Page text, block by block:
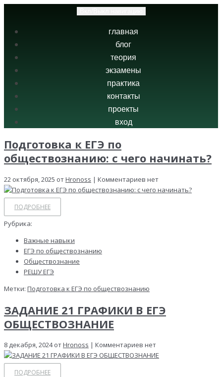
главная
блог
теория
экзамены
практика
контакты
проекты
вход
Подготовка к ЕГЭ по
обществознанию: с чего начинать?
22 октября, 2025 отHronoss | Комментариев нет
ПОДРОБНЕЕ
Рубрика:
Важные навыки
ЕГЭ по обществознанию
Обществознание
РЕШУ ЕГЭ
Метки: Подготовка к ЕГЭ по обществознанию
ЗАДАНИЕ 21 ГРАФИКИ В ЕГЭ
ОБЩЕСТВОЗНАНИЕ
8 декабря, 2024 отHronoss | Комментариев нет
ПОДРОБНЕЕ